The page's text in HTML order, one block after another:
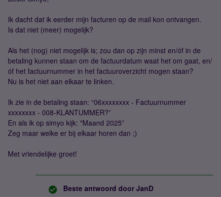
Ik dacht dat ik eerder mijn facturen op de mail kon ontvangen.
Is dat niet (meer) mogelijk?
Als het (nog) niet mogelijk is; zou dan op zijn minst en/óf in de
betaling kunnen staan om de factuurdatum waat het om gaat, en/
óf het factuurnummer in het factuuroverzicht mogen staan?
Nu is het niet aan elkaar te linken.
Ik zie in de betaling staan: “06xxxxxxxx - Factuurnummer
xxxxxxxx - 008-KLANTUMMER?”
En als ik op simyo kijk: "Maand 2025”
Zeg maar welke er bij elkaar horen dan ;)
Met vriendelijke groet!
Beste antwoord door JanD